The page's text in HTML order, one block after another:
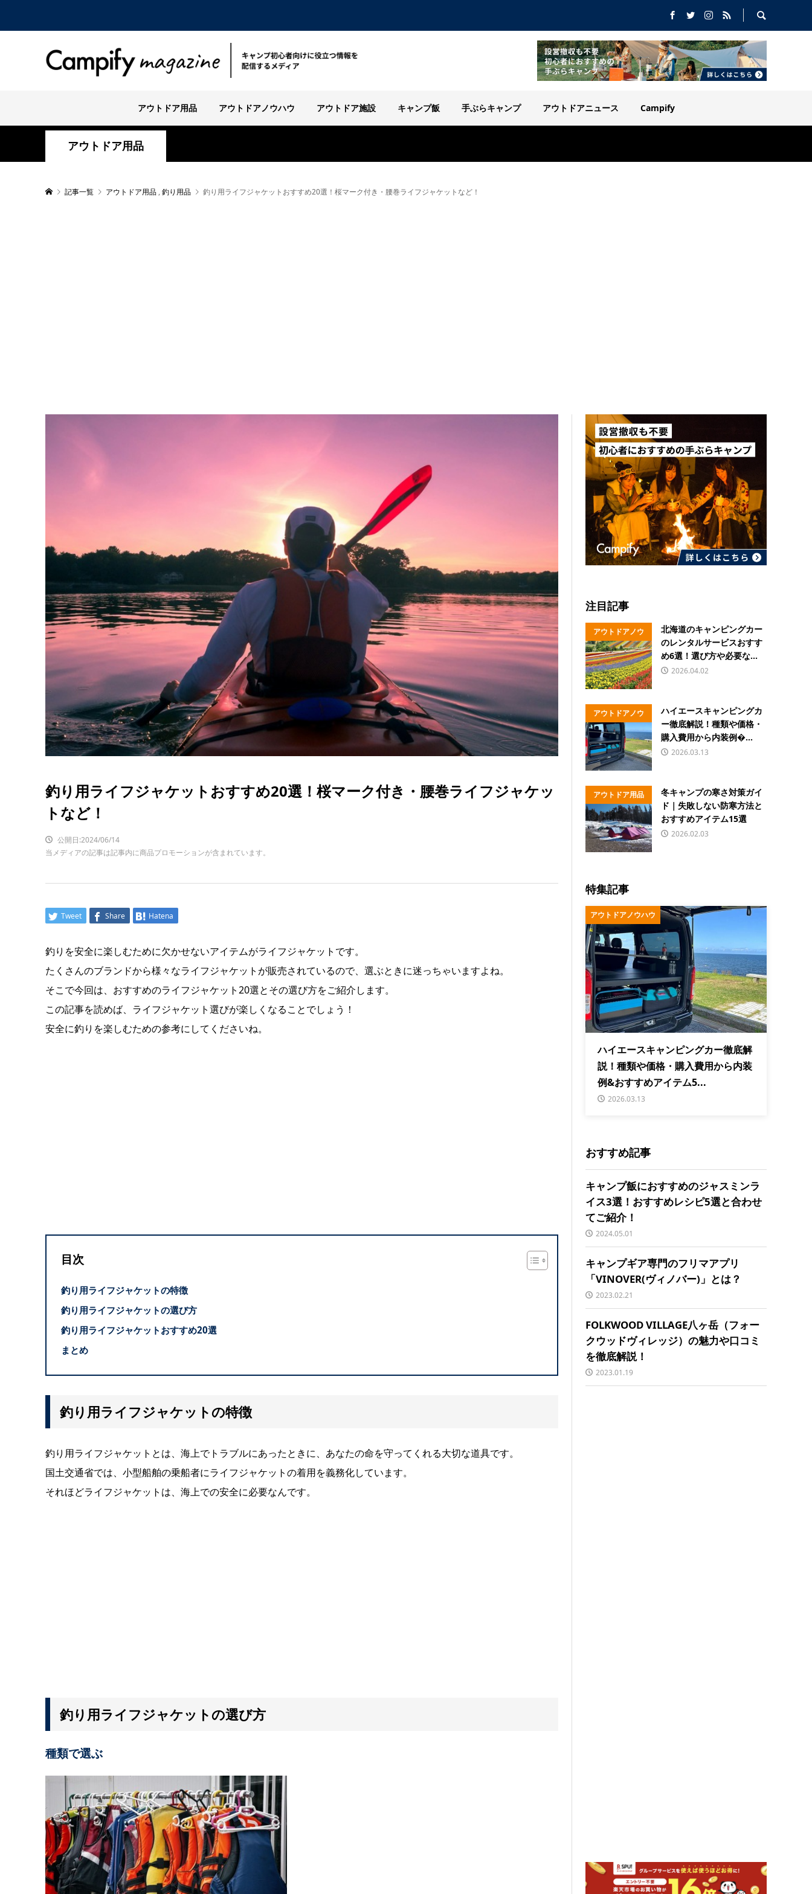
アウトドア用品 アウトドアノウハウ アウトドア施設 キャンプ飯 手ぶらキャンプ アウトドアニュース Campify
アウトドア用品
記事一覧 アウトドア用品 ,釣り用品 釣り用ライフジャケットおすすめ20選！桜マーク付き・腰巻ライフジャケットなど！
釣り用ライフジャケットおすすめ20選！桜マーク付き・腰巻ライフジャケッ
トなど！
公開日:2024/06/14
当メディアの記事は記事内に商品プロモーションが含まれています。
Tweet Share Hatena
釣りを安全に楽しむために欠かせないアイテムがライフジャケットです。
たくさんのブランドから様々なライフジャケットが販売されているので、選ぶときに迷っちゃいますよね。
そこで今回は、おすすめのライフジャケット20選とその選び方をご紹介します。
この記事を読めば、ライフジャケット選びが楽しくなることでしょう！
安全に釣りを楽しむための参考にしてくださいね。
目次
釣り用ライフジャケットの特徴
釣り用ライフジャケットの選び方
釣り用ライフジャケットおすすめ20選
まとめ
釣り用ライフジャケットの特徴
釣り用ライフジャケットとは、海上でトラブルにあったときに、あなたの命を守ってくれる大切な道具です。
国土交通省では、小型船舶の乗船者にライフジャケットの着用を義務化しています。
それほどライフジャケットは、海上での安全に必要なんです。
釣り用ライフジャケットの選び方
種類で選ぶ
注目記事
アウトドアノウ
ハウ
北海道のキャンピングカー
のレンタルサービスおすす
め6選！選び方や必要な...
2026.04.02
アウトドアノウ
ハウ
ハイエースキャンピングカ
ー徹底解説！種類や価格・
購入費用から内装例�...
2026.03.13
アウトドア用品
冬キャンプの寒さ対策ガイ
ド｜失敗しない防寒方法と
おすすめアイテム15選
2026.02.03
特集記事
アウトドアノウハウ
ハイエースキャンピングカー徹底解
説！種類や価格・購入費用から内装
例&おすすめアイテム5...
2026.03.13
おすすめ記事
キャンプ飯におすすめのジャスミンラ
イス3選！おすすめレシピ5選と合わせ
てご紹介！
2024.05.01
キャンプギア専門のフリマアプリ
「VINOVER(ヴィノバー)」とは？
2023.02.21
FOLKWOOD VILLAGE八ヶ岳（フォー
クウッドヴィレッジ）の魅力や口コミ
を徹底解説！
2023.01.19